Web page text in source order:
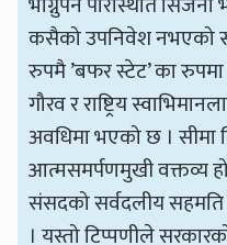
कसैको उपनिवेश नभएको
रुपमै ’बफर स्टेट’ का
गौरव र राष्ट्रिय
अवधिमा भएको छ । सीमा
आत्मसमर्पणमुखी वक्तव्य
संसदको सर्वदलीय सहमति र
। यस्तो टिप्पणीले